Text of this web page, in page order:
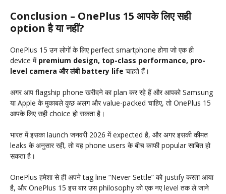
Conclusion – OnePlus 15 आपके लिए सही
option है या नहीं?
OnePlus 15 उन लोगों के लिए perfect smartphone होगा जो एक ही
device में premium design, top-class performance, pro-
level camera और लंबी battery life चाहते हैं।
अगर आप flagship phone खरीदने का plan कर रहे हैं और आपको Samsung
या Apple के मुकाबले कुछ अलग और value-packed चाहिए, तो OnePlus 15
आपके लिए सही choice हो सकता है।
भारत में इसका launch जनवरी 2026 में expected है, और अगर इसकी कीमत
leaks के अनुसार रही, तो यह phone users के बीच काफी popular साबित हो
सकता है।
OnePlus हमेशा से ही अपने tag line “Never Settle” को justify करता आया
है, और OnePlus 15 इस बार उस philosophy को एक नए level तक ले जाने